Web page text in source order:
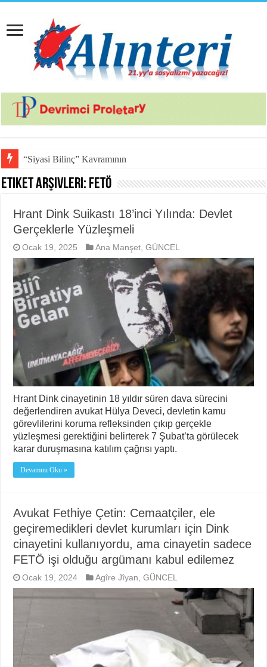
“Siyasi Bilinç” Kavramının Unsurları
Etiket Arşivleri: FETÖ
Hrant Dink Suikastı 18’inci Yılında: Devlet
Gerçeklerle Yüzleşmeli
Ocak 19, 2025 Ana Manşet,GÜNCEL
Hrant Dink cinayetinin 18 yıldır süren dava sürecini
değerlendiren avukat Hülya Deveci, devletin kamu
görevlilerini koruma refleksinden çıkıp gerçekle
yüzleşmesi gerektiğini belirterek 7 Şubat’ta görülecek
karar duruşmasına katılım çağrısı yaptı.
Devamını Oku »
Avukat Fethiye Çetin: Cemaatçiler, ele
geçiremedikleri devlet kurumları için Dink
cinayetini kullanıyordu, ama cinayetin sadece
FETÖ işi olduğu argümanı kabul edilemez
Ocak 19, 2024 Agîre Jîyan ,GÜNCEL